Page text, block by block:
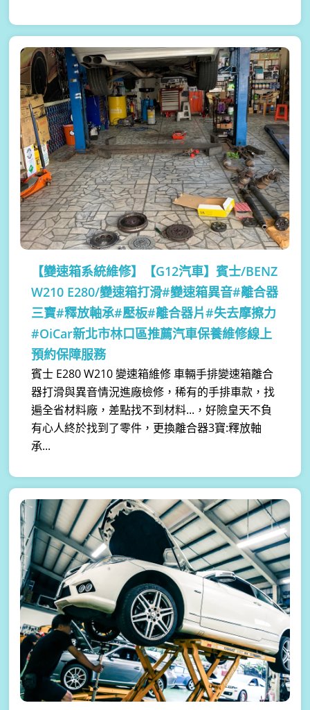
【變速箱系統維修】
【G12汽車】賓士/BENZ
W210 E280/變速箱打滑#變速箱異音#離合器
三寶#釋放軸承#壓板#離合器片#失去摩擦力
#OiCar新北市林口區推薦汽車保養維修線上
預約保障服務
賓士 E280 W210 變速箱維修 車輛手排變速箱離合
器打滑與異音情況進廠檢修，稀有的手排車款，找
遍全省材料廠，差點找不到材料...，好險皇天不負
有心人終於找到了零件，更換離合器3寶:釋放軸
承...